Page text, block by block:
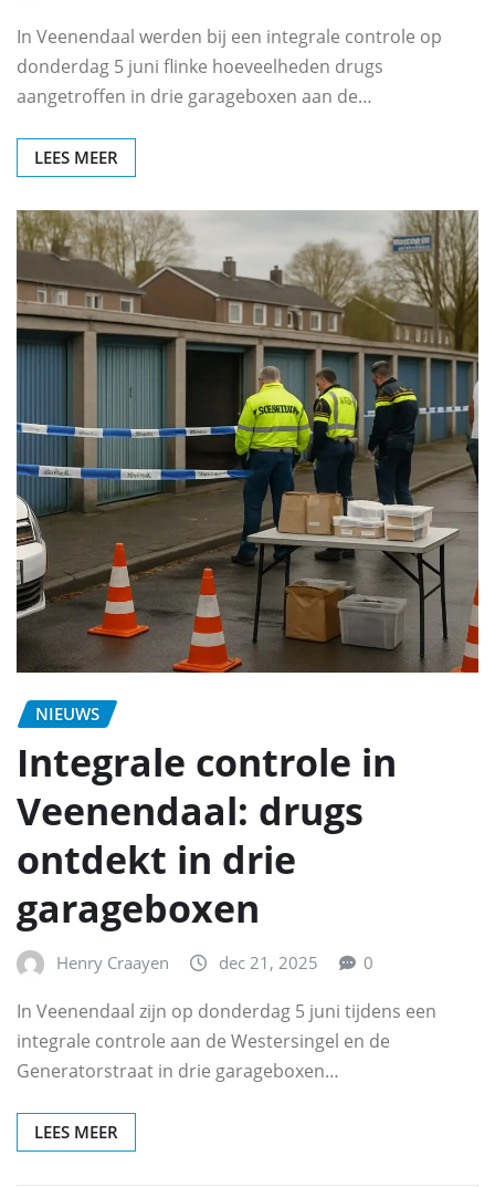
In Veenendaal werden bij een integrale controle op
donderdag 5 juni flinke hoeveelheden drugs
aangetroffen in drie garageboxen aan de…
LEES MEER
NIEUWS
Integrale controle in
Veenendaal: drugs
ontdekt in drie
garageboxen
Henry Craayen dec 21, 2025 0
In Veenendaal zijn op donderdag 5 juni tijdens een
integrale controle aan de Westersingel en de
Generatorstraat in drie garageboxen…
LEES MEER